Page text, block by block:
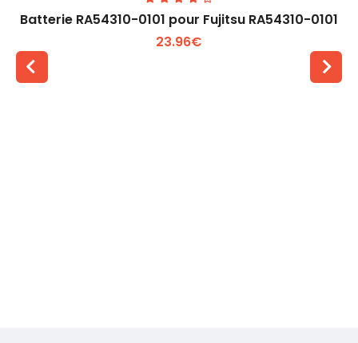
Batterie RA54310-0101 pour Fujitsu RA54310-0101
23.96€